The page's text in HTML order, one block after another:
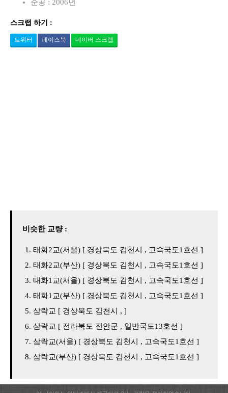
준공 : 2006년
스크랩 하기 :
트위터 페이스북 네이버 스크랩
비슷한 교량 :
태화2교(서울) [ 경상북도 김천시 , 고속국도1호선 ]
태화2교(부산) [ 경상북도 김천시 , 고속국도1호선 ]
태화1교(서울) [ 경상북도 김천시 , 고속국도1호선 ]
태화1교(부산) [ 경상북도 김천시 , 고속국도1호선 ]
삼락교 [ 경상북도 김천시 , ]
삼락교 [ 전라북도 진안군 , 일반국도13호선 ]
삼락교(서울) [ 경상북도 김천시 , 고속국도1호선 ]
삼락교(부산) [ 경상북도 김천시 , 고속국도1호선 ]